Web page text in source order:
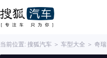
当前位置: 搜狐汽车 ＞ 车型大全 ＞ 奇瑞